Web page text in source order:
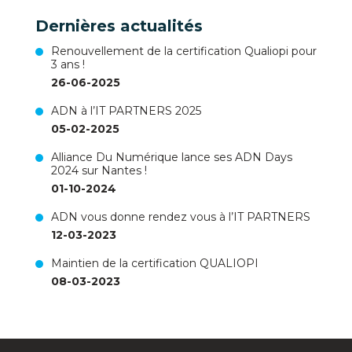
Dernières actualités
Renouvellement de la certification Qualiopi pour
3 ans !
26-06-2025
ADN à l’IT PARTNERS 2025
05-02-2025
Alliance Du Numérique lance ses ADN Days
2024 sur Nantes !
01-10-2024
ADN vous donne rendez vous à l’IT PARTNERS
12-03-2023
Maintien de la certification QUALIOPI
08-03-2023